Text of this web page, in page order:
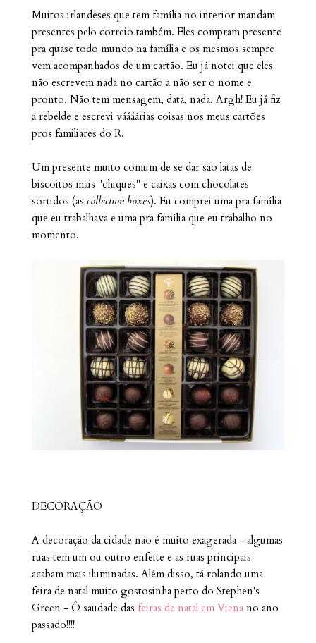
Muitos irlandeses que tem família no interior mandam
presentes pelo correio também. Eles compram presente
pra quase todo mundo na família e os mesmos sempre
vem acompanhados de um cartão. Eu já notei que eles
não escrevem nada no cartão a não ser o nome e
pronto. Não tem mensagem, data, nada. Argh! Eu já fiz
a rebelde e escrevi váááárias coisas nos meus cartões
pros familiares do R.
Um presente muito comum de se dar são latas de
biscoitos mais "chiques" e caixas com chocolates
sortidos (as collection boxes). Eu comprei uma pra família
que eu trabalhava e uma pra família que eu trabalho no
momento.
DECORAÇÃO
A decoração da cidade não é muito exagerada - algumas
ruas tem um ou outro enfeite e as ruas principais
acabam mais iluminadas. Além disso, tá rolando uma
feira de natal muito gostosinha perto do Stephen's
Green - Ô saudade das feiras de natal em Viena no ano
passado!!!!